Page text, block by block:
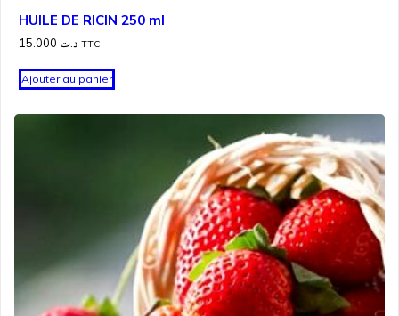
HUILE DE RICIN 250 ml
د.ت TTC
Ajouter au panier